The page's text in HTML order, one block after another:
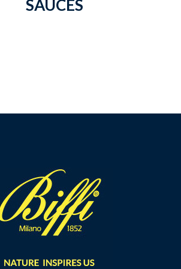
SAUCES